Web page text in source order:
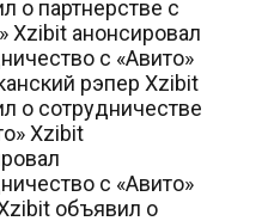
о партнерстве с
Xzibit анонсировал
с «Авито»
рэпер Xzibit
о сотрудничестве
Xzibit
с «Авито»
объявил о